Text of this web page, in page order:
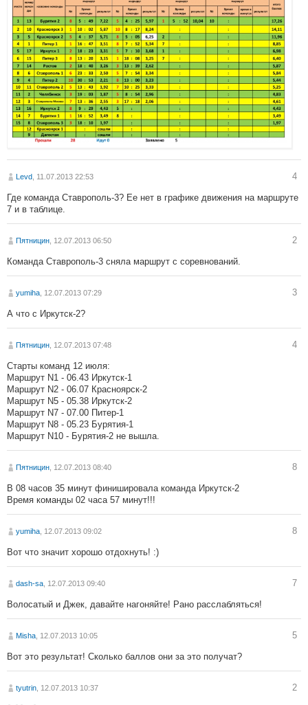
Levd , 11.07.2013 22:53 4
Где команда Ставрополь-3? Ее нет в графике движения на маршруте
7 и в таблице.
Пятницин , 12.07.2013 06:50 2
Команда Ставрополь-3 сняла маршрут с соревнований.
yumiha , 12.07.2013 07:29 3
А что с Иркутск-2?
Пятницин , 12.07.2013 07:48 4
Старты команд 12 июля:
Маршрут N1 - 06.43 Иркутск-1
Маршрут N2 - 06.07 Красноярск-2
Маршрут N5 - 05.38 Иркутск-2
Маршрут N7 - 07.00 Питер-1
Маршрут N8 - 05.23 Бурятия-1
Маршрут N10 - Бурятия-2 не вышла.
Пятницин , 12.07.2013 08:40 8
В 08 часов 35 минут финишировала команда Иркутск-2
Время команды 02 часа 57 минут!!!
yumiha , 12.07.2013 09:02 8
Вот что значит хорошо отдохнуть! :)
dash-sa , 12.07.2013 09:40 7
Волосатый и Джек, давайте нагоняйте! Рано расслабляться!
Misha , 12.07.2013 10:05 5
Вот это результат! Сколько баллов они за это получат?
tyutrin , 12.07.2013 10:37 2